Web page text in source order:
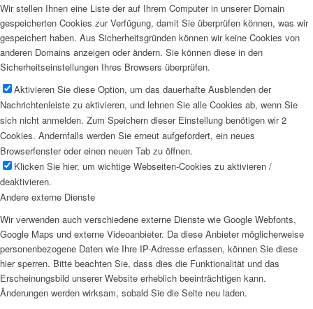
Wir stellen Ihnen eine Liste der auf Ihrem Computer in unserer Domain
gespeicherten Cookies zur Verfügung, damit Sie überprüfen können, was wir
gespeichert haben. Aus Sicherheitsgründen können wir keine Cookies von
anderen Domains anzeigen oder ändern. Sie können diese in den
Sicherheitseinstellungen Ihres Browsers überprüfen.
Aktivieren Sie diese Option, um das dauerhafte Ausblenden der
Nachrichtenleiste zu aktivieren, und lehnen Sie alle Cookies ab, wenn Sie
sich nicht anmelden. Zum Speichern dieser Einstellung benötigen wir 2
Cookies. Andernfalls werden Sie erneut aufgefordert, ein neues
Browserfenster oder einen neuen Tab zu öffnen.
Klicken Sie hier, um wichtige Webseiten-Cookies zu aktivieren /
deaktivieren.
Andere externe Dienste
Wir verwenden auch verschiedene externe Dienste wie Google Webfonts,
Google Maps und externe Videoanbieter. Da diese Anbieter möglicherweise
personenbezogene Daten wie Ihre IP-Adresse erfassen, können Sie diese
hier sperren. Bitte beachten Sie, dass dies die Funktionalität und das
Erscheinungsbild unserer Website erheblich beeinträchtigen kann.
Änderungen werden wirksam, sobald Sie die Seite neu laden.